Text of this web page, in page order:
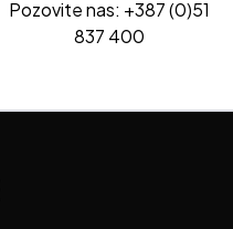
Pozovite nas: +387 (0)51
837 400